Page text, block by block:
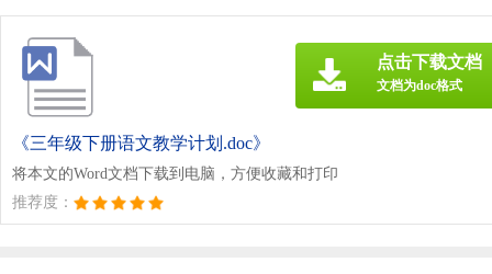
《三年级下册语文教学计划.doc》
将本文的Word文档下载到电脑，方便收藏和打印
推荐度：
点击下载文档
文档为doc格式